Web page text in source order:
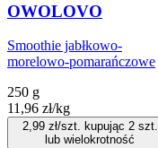
OWOLOVO
Smoothie jabłkowo-
morelowo-pomarańczowe
250 g
11,96 zł/kg
2,99zł/szt. kupując 2szt.
lub wielokrotność